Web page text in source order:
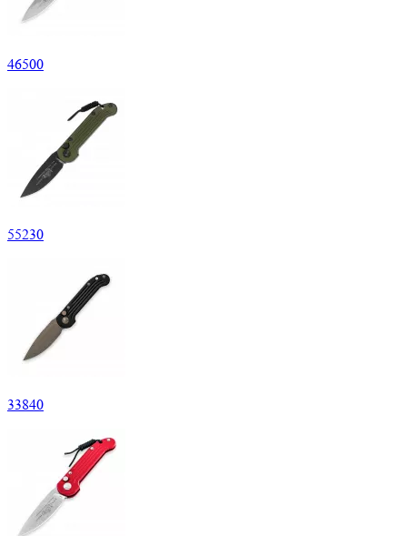
46500
55230
33840